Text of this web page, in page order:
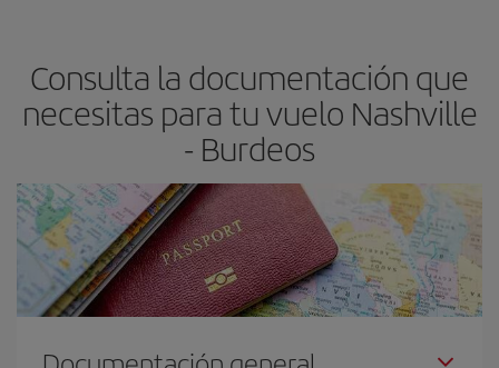
Consulta la documentación que
necesitas para tu vuelo Nashville
- Burdeos